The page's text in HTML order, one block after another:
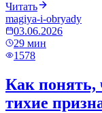
Читать
magiya-i-obryady
03.06.2026
29 мин
1578
Как понять,
тихие